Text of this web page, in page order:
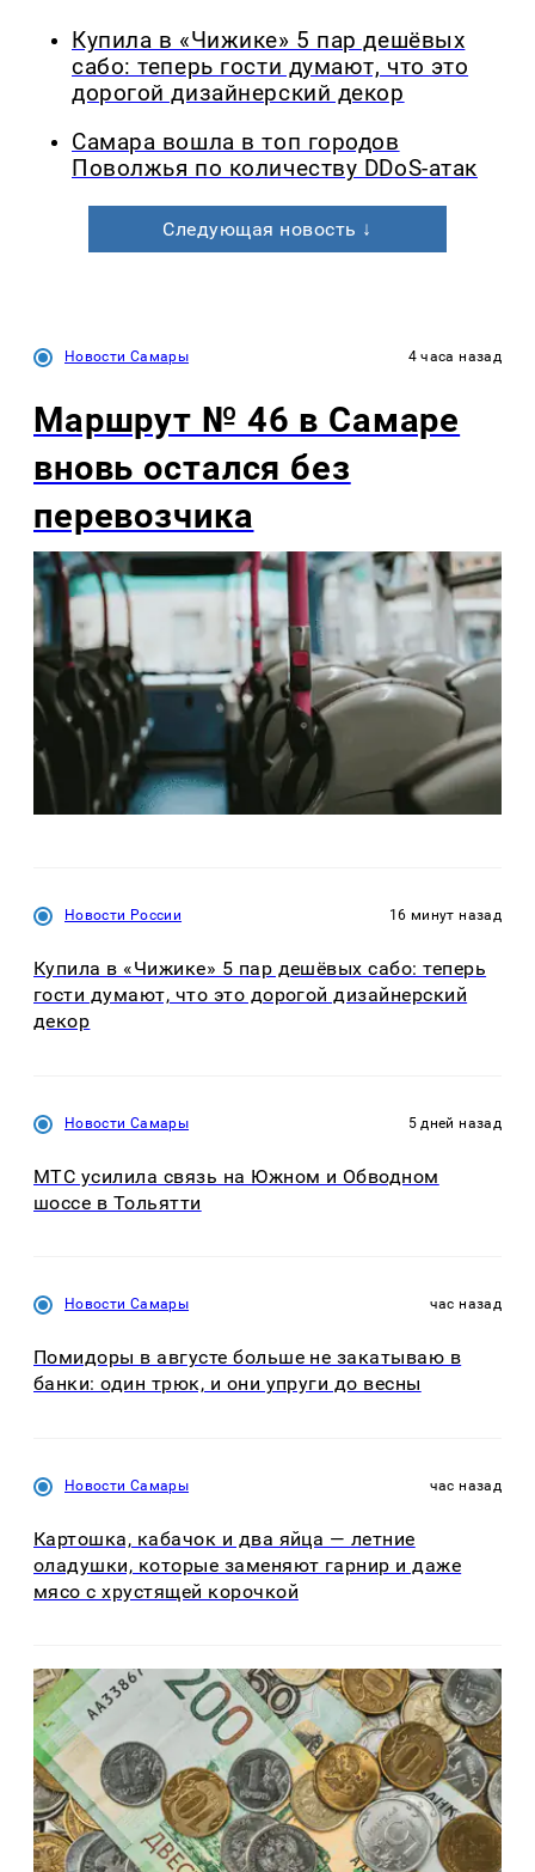
Купила в «Чижике» 5 пар дешёвых
сабо: теперь гости думают, что это
дорогой дизайнерский декор
Самара вошла в топ городов
Поволжья по количеству DDoS-атак
Следующая новость ↓
Новости Самары 4 часа назад
Маршрут № 46 в Самаре
вновь остался без
перевозчика
Новости России 16 минут назад
Купила в «Чижике» 5 пар дешёвых сабо: теперь
гости думают, что это дорогой дизайнерский
декор
Новости Самары 5 дней назад
МТС усилила связь на Южном и Обводном
шоссе в Тольятти
Новости Самары час назад
Помидоры в августе больше не закатываю в
банки: один трюк, и они упруги до весны
Новости Самары час назад
Картошка, кабачок и два яйца — летние
оладушки, которые заменяют гарнир и даже
мясо с хрустящей корочкой